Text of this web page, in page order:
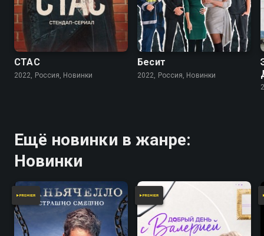
СТАС
2022, Россия, Новинки
Бесит
2022, Россия, Новинки
Ещё новинки в жанре:
Новинки